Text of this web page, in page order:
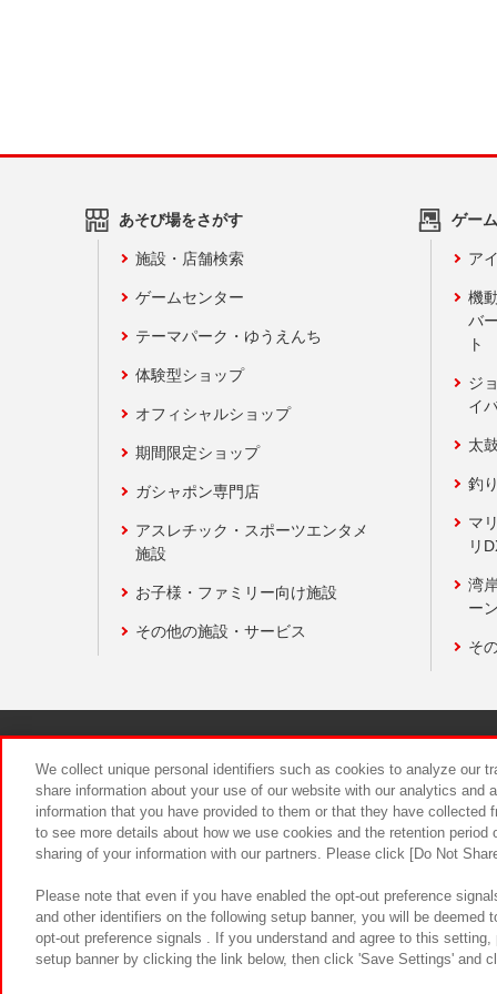
あそび場をさがす
施設・店舗検索
ゲームセンター
テーマパーク・ゆうえんち
体験型ショップ
オフィシャルショップ
期間限定ショップ
ガシャポン専門店
アスレチック・スポーツエンタメ
施設
お子様・ファミリー向け施設
その他の施設・サービス
ゲー
ア
機
バ
ト
ジ
イ
太
釣
マ
リ
湾
ー
そ
食品のご
We collect unique personal identifiers such as cookies to analyze our
share information about your use of our website with our analytics and
information that you have provided to them or that they have
to see more details about how we use cookies and the retention
sharing of your information with our partners. Please click [Do Not
Please note that even if you have enabled the opt-out preference
and other identifiers on the following setup banner, you will be
opt-out preference signals . If you understand and agree to this
setup banner by clicking the link below, then click 'Save Settings' and